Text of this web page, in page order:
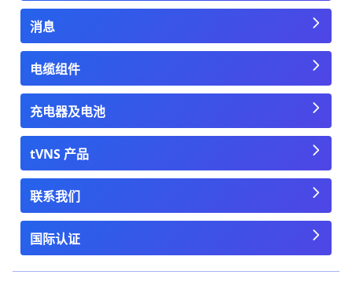
消息
电缆组件
充电器及电池
tVNS 产品
联系我们
国际认证